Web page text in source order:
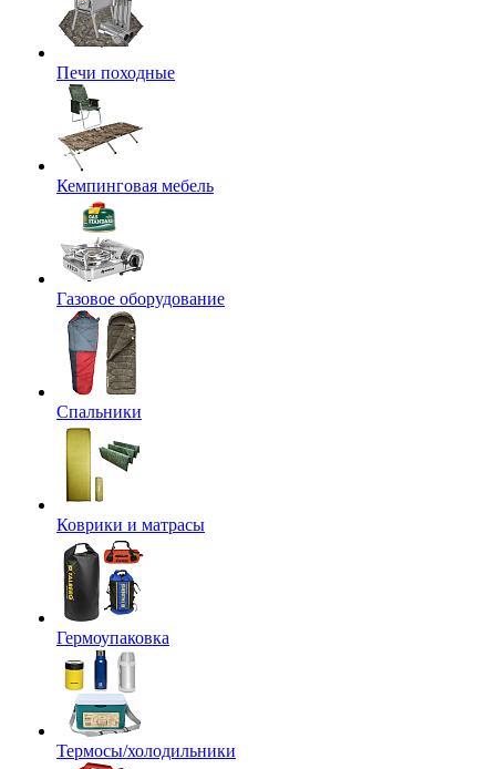
Печи походные
Кемпинговая мебель
Газовое оборудование
Спальники
Коврики и матрасы
Гермоупаковка
Термосы/холодильники